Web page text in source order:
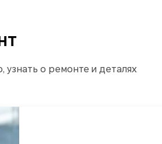
узнать о ремонте и деталях